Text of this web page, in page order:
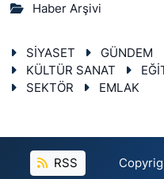
Haber Arşivi
SİYASET GÜNDEM
KÜLTÜR SANAT
SEKTÖR
EMLAK
RSS